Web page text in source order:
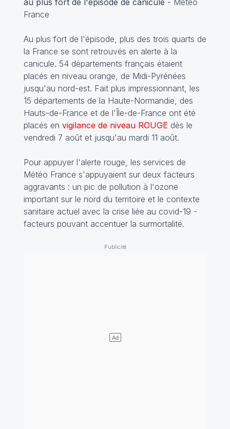
au plus fort de l'épisode de canicule - Météo
France
Au plus fort de l'épisode, plus des trois quarts de
la France se sont retrouvés en alerte à la
canicule. 54 départements français étaient
placés en niveau orange, de Midi-Pyrénées
jusqu'au nord-est. Fait plus impressionnant, les
15 départements de la Haute-Normandie, des
Hauts-de-France et de l'Île-de-France ont été
placés en vigilance de niveau ROUGE dès le
vendredi 7 août et jusqu'au mardi 11 août.
Pour appuyer l'alerte rouge, les services de
Météo France s'appuyaient sur deux facteurs
aggravants : un pic de pollution à l'ozone
important sur le nord du territoire et le contexte
sanitaire actuel avec la crise liée au covid-19 -
facteurs pouvant accentuer la surmortalité.